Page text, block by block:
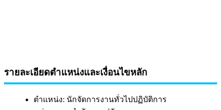
รายละเอียดตำแหน่งและเงื่อนไขหลัก
ตำแหน่ง: นักจัดการงานทั่วไปปฏิบัติการ